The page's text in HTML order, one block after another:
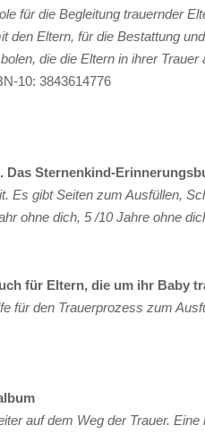
für die Begleitung trauernder
den Eltern, für die Bestattung
die die Eltern in ihrer
10: 3843614776
Das Sternenkind-
Es gibt Seiten zum Ausfüllen,
ohne dich, 5 /10 Jahre ohne
für Eltern, die um ihr Baby
für den Trauerprozess zum
auf dem Weg der Trauer.